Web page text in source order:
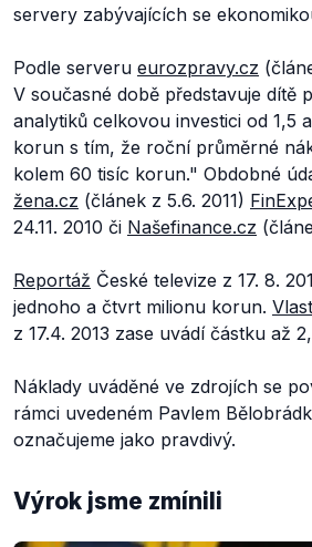
servery zabývajících se
Podle serveru eurozpravy.cz
V současné době představuje dítě
analytiků celkovou investici od 1,5
korun s tím, že roční průměrné
kolem 60 tisíc korun." Obdobné
žena.cz (článek z 5.6. 2011)
24.11. 2010 či Našefinance.cz
Reportáž České televize z 17. 8.
jednoho a čtvrt milionu korun.
z 17.4. 2013 zase uvádí částku až
Náklady uváděné ve zdrojích se
rámci uvedeném Pavlem
označujeme jako pravdivý.
Výrok jsme zmínili